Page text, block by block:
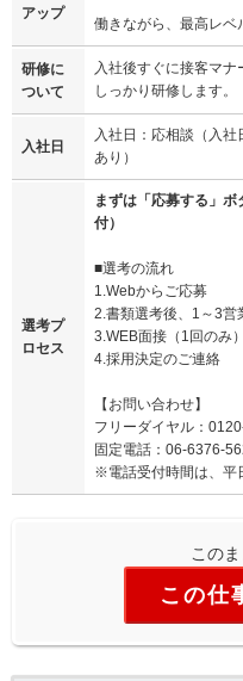
アップ
働きながら、最高レベ
研修に
ついて
入社後すぐに接客マ
しっかり研修します。
入社日
入社日：応相談（入
あり）
選考プ
ロセス
まずは「応募する」
付）
■選考の流れ
1.Webからご応募
2.書類選考後、1～3営
3.WEB面接（1回のみ）
4.採用決定のご連絡
【お問い合わせ】
フリーダイヤル：
固定電話：06-6376-
※電話受付時間は、平
この
この仕